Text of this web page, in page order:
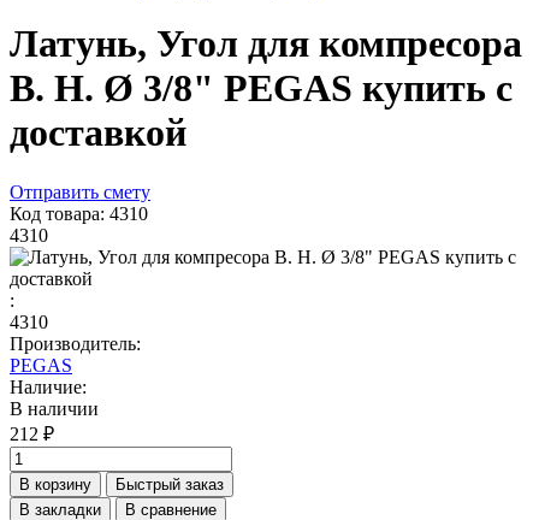
Латунь, Угол для компресора
В. Н. Ø 3/8" PEGAS купить с
доставкой
Отправить смету
Код товара: 4310
4310
:
4310
Производитель:
PEGAS
Наличие:
В наличии
212 ₽
В корзину
Быстрый заказ
В закладки
В сравнение